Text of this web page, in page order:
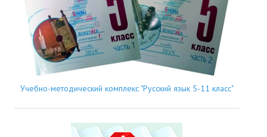
Учебно-методический комплекс "Русский язык 5-11 класс"